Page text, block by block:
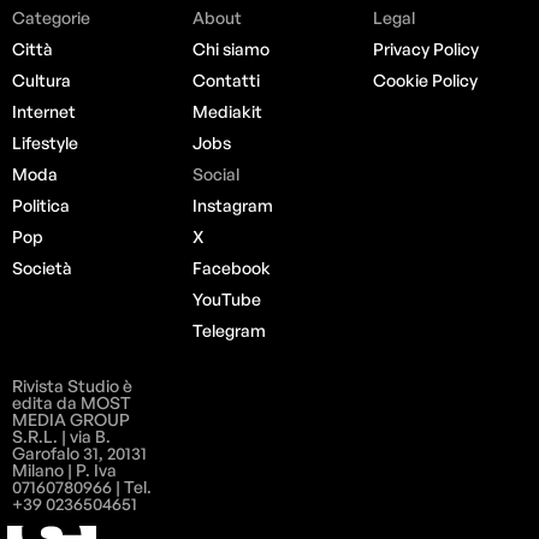
Categorie
Città
Cultura
Internet
Lifestyle
Moda
Politica
Pop
Società
About
Chi siamo
Contatti
Mediakit
Jobs
Social
Instagram
X
Facebook
YouTube
Telegram
Legal
Privacy Policy
Cookie Policy
Rivista Studio è
edita da MOST
MEDIA GROUP
S.R.L. | via B.
Garofalo 31, 20131
Milano | P. Iva
07160780966 | Tel.
+39 0236504651